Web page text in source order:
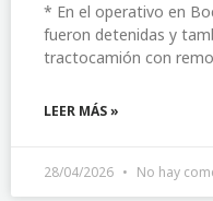
* En el operativo en
fueron detenidas y
tractocamión con
LEER MÁS »
28/04/2026 No hay